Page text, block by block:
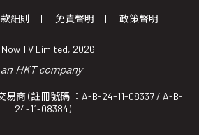
細則 免責聲明 政策聲明
TV Limited, 2026
易商 (註冊號碼 ：A-B-24-11-08337 / A-B-
24-11-08384)